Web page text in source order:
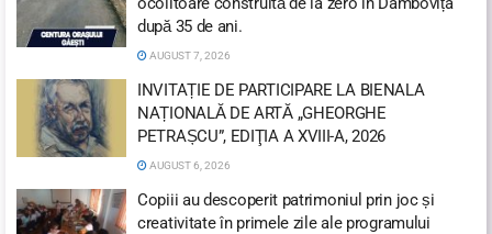
după 35 de ani.
AUGUST 7, 2026
INVITAȚIE DE PARTICIPARE LA BIENALA
NAȚIONALĂ DE ARTĂ „GHEORGHE
PETRAȘCU”, EDIŢIA A XVIII-A, 2026
AUGUST 6, 2026
Copiii au descoperit patrimoniul prin joc și
creativitate în primele zile ale programului